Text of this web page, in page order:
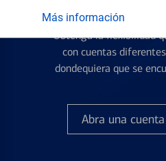
Más información
Cuentas de
Obtenga la flexibilidad
con cuentas
dondequiera que se
Abra una